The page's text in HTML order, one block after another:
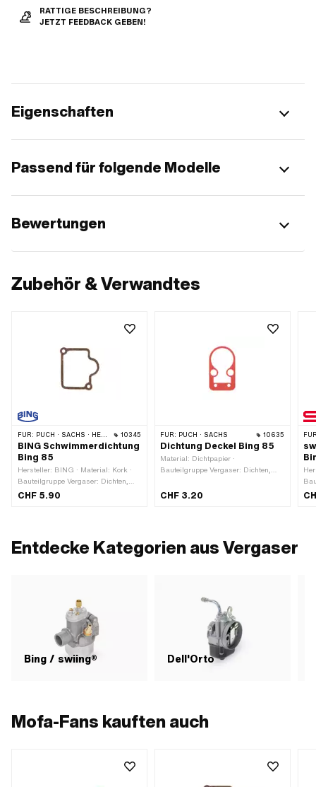
RATTIGE BESCHREIBUNG?
JETZT FEEDBACK GEBEN!
Eigenschaften
Passend für folgende Modelle
Bewertungen
Zubehör & Verwandtes
FÜR: PUCH · SACHS · HERCULES · KTM · BATAVUS 10345
BING Schwimmerdichtung
Bing 85
Hersteller: BING · Material: Kork ·
Bauteilgruppe Vergaser: Dichten,
Revidieren · Vergasertyp: 85
CHF 5.90
FÜR: PUCH · SACHS 10635
Dichtung Deckel Bing 85
Material: Dichtpapier ·
Bauteilgruppe Vergaser: Dichten,
CHF 3.20
Entdecke Kategorien aus Vergaser
Bing / swiing® Dell'Orto
Mofa-Fans kauften auch